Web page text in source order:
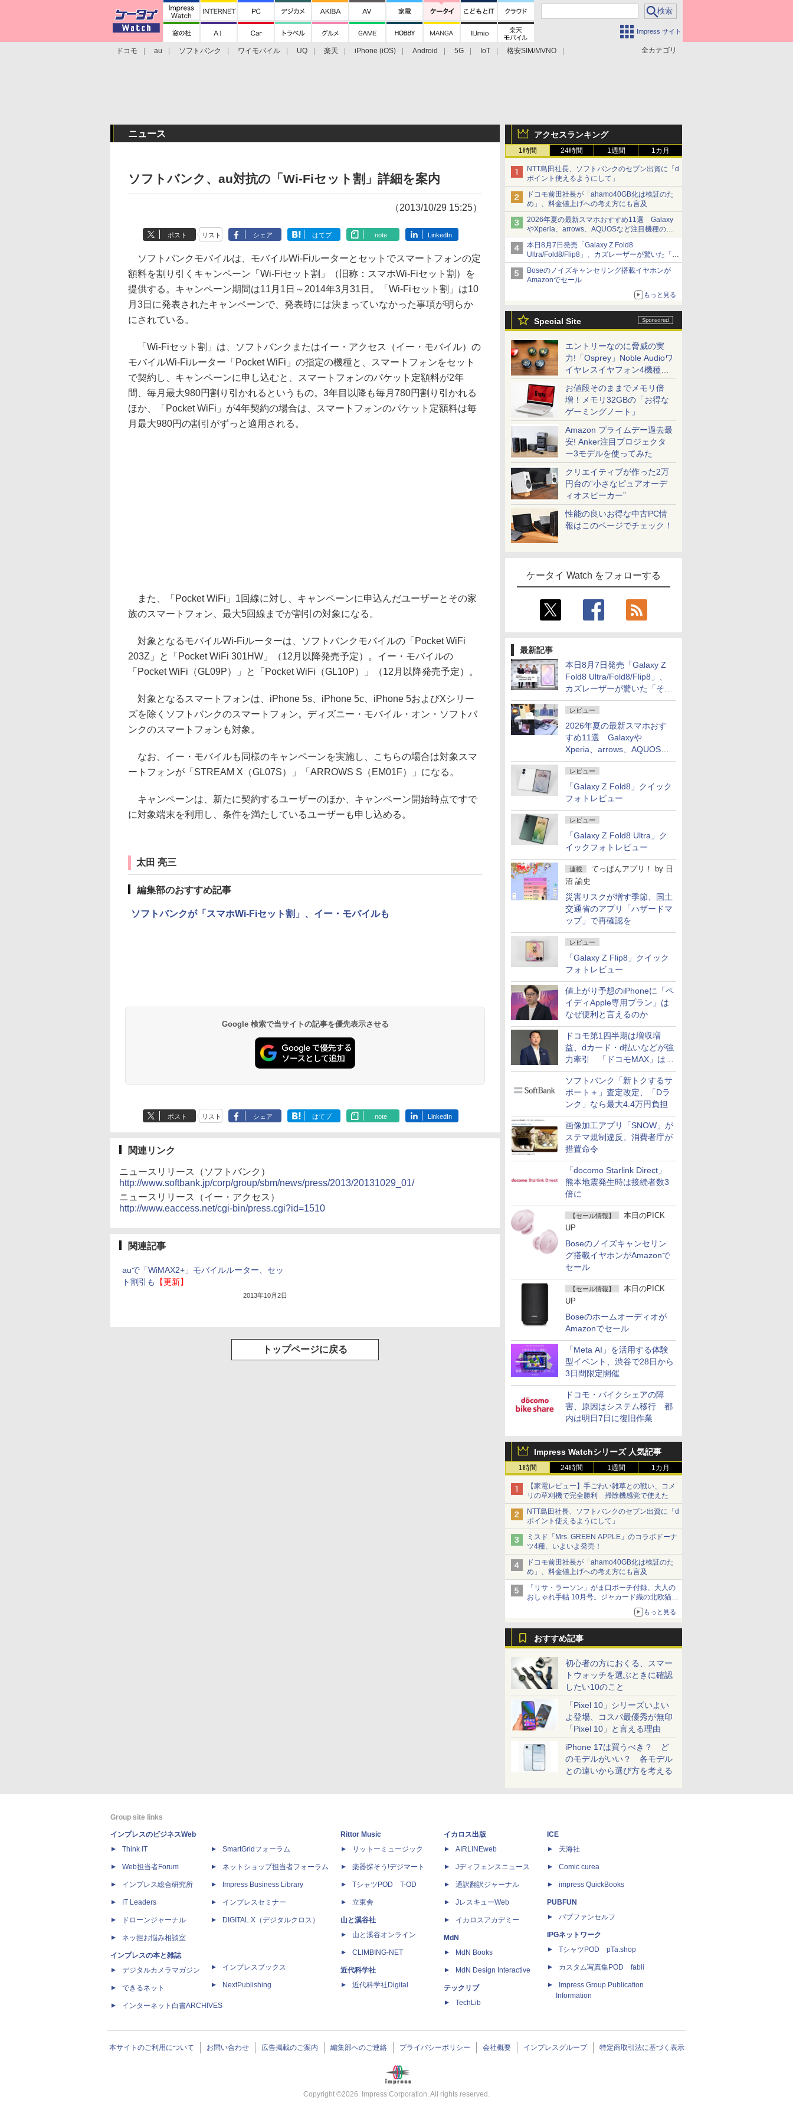
Impress サイト
全カテゴリ
ドコモ au ソフトバンク ワイモバイル UQ 楽天 iPhone (iOS) Android 5G IoT
格安SIM/MVNO
アクセスランキング
1時間 24時間 1週間 1カ月
NTT島田社長、ソフトバンクのセブン出資に「d
ポイント使えるようにして」
ドコモ前田社長が「ahamo40GB化は検証のた
め」、料金値上げへの考え方にも言及
2026年夏の最新スマホおすすめ11選 Galaxy
やXperia、arrows、AQUOSなど注目機種の特
徴は
本日8月7日発売「Galaxy Z Fold8
Ultra/Fold8/Flip8」、カズレーザーが驚いた「そ
ば屋のメニュー並みの薄さ」
Boseのノイズキャンセリング搭載イヤホンが
Amazonでセール
もっと見る
Special Site
エントリーなのに脅威の実
力!「Osprey」Noble Audioワ
イヤレスイヤフォン4機種を
一気に聴く
お値段そのままでメモリ倍
増！メモリ32GBの「お得な
ゲーミングノート」
Amazon プライムデー過去最
安! Anker注目プロジェクタ
ー3モデルを使ってみた
クリエイティブが作った2万
円台の“小さなピュアオーデ
ィオスピーカー”
性能の良いお得な中古PC情
報はこのページでチェック！
ケータイ Watch をフォローする
最新記事
本日8月7日発売「Galaxy Z
Fold8 Ultra/Fold8/Flip8」、
カズレーザーが驚いた「そば
屋のメニュー並みの薄さ」
レビュー
2026年夏の最新スマホおす
すめ11選 Galaxyや
Xperia、arrows、AQUOSな
ど注目機種の特徴は
レビュー
「Galaxy Z Fold8」クイック
フォトレビュー
レビュー
「Galaxy Z Fold8 Ultra」ク
イックフォトレビュー
連載 てっぱんアプリ！ by 日
沼 諭史
災害リスクが増す季節、国土
交通省のアプリ「ハザードマ
ップ」で再確認を
レビュー
「Galaxy Z Flip8」クイック
フォトレビュー
値上がり予想のiPhoneに「ペ
イディApple専用プラン」は
なぜ便利と言えるのか
ドコモ第1四半期は増収増
益、dカード・d払いなどが強
力牽引 「ドコモMAX」は
400万契約突破
ソフトバンク「新トクするサ
ポート＋」査定改定、「Dラ
ンク」なら最大4.4万円負担
画像加工アプリ「SNOW」が
ステマ規制違反、消費者庁が
措置命令
「docomo Starlink Direct」
熊本地震発生時は接続者数3
倍に
【セール情報】
本日のPICK
UP
Boseのノイズキャンセリン
グ搭載イヤホンがAmazonで
セール
【セール情報】
本日のPICK
UP
Boseのホームオーディオが
Amazonでセール
「Meta AI」を活用する体験
型イベント、渋谷で28日から
3日間限定開催
ドコモ・バイクシェアの障
害、原因はシステム移行 都
内は明日7日に復旧作業
Impress Watchシリーズ 人気記事
1時間 24時間 1週間 1カ月
【家電レビュー】手ごわい雑草との戦い、コメ
リの草刈機で完全勝利 掃除機感覚で使えた
NTT島田社長、ソフトバンクのセブン出資に「d
ポイント使えるようにして」
ミスド「Mrs. GREEN APPLE」のコラボドーナ
ツ4種、いよいよ発売！
ドコモ前田社長が「ahamo40GB化は検証のた
め」、料金値上げへの考え方にも言及
「リサ・ラーソン」がま口ポーチ付録、大人の
おしゃれ手帖 10月号。ジャカード織の北欧猫デ
もっと見る
おすすめ記事
初心者の方におくる、スマー
トウォッチを選ぶときに確認
したい10のこと
「Pixel 10」シリーズいよい
よ登場、コスパ最優秀が無印
「Pixel 10」と言える理由
iPhone 17は買うべき？ ど
のモデルがいい？ 各モデル
との違いから選び方を考える
ニュース
ソフトバンク、au対抗の「Wi-Fiセット割」詳細を案内
（2013/10/29 15:25）
ポスト リスト シェア はてブ note LinkedIn
ソフトバンクモバイルは、モバイルWi-Fiルーターとセットでスマートフォンの定
額料を割り引くキャンペーン「Wi-Fiセット割」（旧称：スマホWi-Fiセット割）を
提供する。キャンペーン期間は11月1日～2014年3月31日。「Wi-Fiセット割」は10
月3日に発表されたキャンペーンで、発表時には決まっていなかった事項が明らか
にされている。
「Wi-Fiセット割」は、ソフトバンクまたはイー・アクセス（イー・モバイル）の
モバイルWi-Fiルーター「Pocket WiFi」の指定の機種と、スマートフォンをセット
で契約し、キャンペーンに申し込むと、スマートフォンのパケット定額料が2年
間、毎月最大980円割り引かれるというもの。3年目以降も毎月780円割り引かれる
ほか、「Pocket WiFi」が4年契約の場合は、スマートフォンのパケット定額料は毎
月最大980円の割引がずっと適用される。
また、「Pocket WiFi」1回線に対し、キャンペーンに申込んだユーザーとその家
族のスマートフォン、最大5回線までが割引の対象になる。
対象となるモバイルWi-Fiルーターは、ソフトバンクモバイルの「Pocket WiFi
203Z」と「Pocket WiFi 301HW」（12月以降発売予定）。イー・モバイルの
「Pocket WiFi（GL09P）」と「Pocket WiFi（GL10P）」（12月以降発売予定）。
対象となるスマートフォンは、iPhone 5s、iPhone 5c、iPhone 5およびXシリー
ズを除くソフトバンクのスマートフォン。ディズニー・モバイル・オン・ソフトバ
ンクのスマートフォンも対象。
なお、イー・モバイルも同様のキャンペーンを実施し、こちらの場合は対象スマ
ートフォンが「STREAM X（GL07S）」「ARROWS S（EM01F）」になる。
キャンペーンは、新たに契約するユーザーのほか、キャンペーン開始時点ですで
に対象端末を利用し、条件を満たしているユーザーも申し込める。
太田 亮三
編集部のおすすめ記事
ソフトバンクが「スマホWi-Fiセット割」、イー・モバイルも
Google 検索で当サイトの記事を優先表示させる
ポスト リスト シェア はてブ note LinkedIn
関連リンク
ニュースリリース（ソフトバンク）
http://www.softbank.jp/corp/group/sbm/news/press/2013/20131029_01/
ニュースリリース（イー・アクセス）
http://www.eaccess.net/cgi-bin/press.cgi?id=1510
関連記事
auで「WiMAX2+」モバイルルーター、セッ
ト割引も
【更新】
2013年10月2日
トップページに戻る
Group site links
インプレスのビジネスWeb
Think IT
Web担当者Forum
インプレス総合研究所
IT Leaders
ドローンジャーナル
ネッ担お悩み相談室
インプレスの本と雑誌
デジタルカメラマガジン
できるネット
インターネット白書ARCHIVES
SmartGridフォーラム
ネットショップ担当者フォーラム
Impress Business Library
インプレスセミナー
DIGITAL X（デジタルクロス）
インプレスブックス
NextPublishing
Rittor Music
リットーミュージック
楽器探そう!デジマート
TシャツPOD T-OD
立東舎
山と溪谷社
山と溪谷オンライン
CLIMBING-NET
近代科学社
近代科学社Digital
イカロス出版
AIRLINEweb
Jディフェンスニュース
通訳翻訳ジャーナル
JレスキューWeb
イカロスアカデミー
MdN
MdN Books
MdN Design Interactive
テックリブ
TechLib
ICE
天海社
Comic curea
impress QuickBooks
PUBFUN
パブファンセルフ
IPGネットワーク
TシャツPOD pTa.shop
カスタム写真集POD fabli
Impress Group Publication
Information
本サイトのご利用について お問い合わせ 広告掲載のご案内 編集部へのご連絡 プライバシーポリシー 会社概要 インプレスグループ 特定商取引法に基づく表示
Copyright ©2026 Impress Corporation. All rights reserved.